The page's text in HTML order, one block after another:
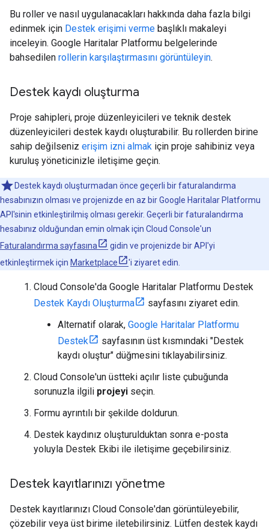
Bu roller ve nasıl uygulanacakları hakkında daha fazla bilgi
edinmek için Destek erişimi verme başlıklı makaleyi
inceleyin. Google Haritalar Platformu belgelerinde
bahsedilen rollerin karşılaştırmasını görüntüleyin.
Destek kaydı oluşturma
Proje sahipleri, proje düzenleyicileri ve teknik destek
düzenleyicileri destek kaydı oluşturabilir. Bu rollerden birine
sahip değilseniz erişim izni almak için proje sahibiniz veya
kuruluş yöneticinizle iletişime geçin.
Destek kaydı oluşturmadan önce geçerli bir faturalandırma
hesabınızın olması ve projenizde en az bir Google Haritalar Platformu
API'sinin etkinleştirilmiş olması gerekir. Geçerli bir faturalandırma
hesabınız olduğundan emin olmak için Cloud Console'un
Faturalandırma sayfasına
gidin ve projenizde bir API'yi
etkinleştirmek için Marketplace 'i ziyaret edin.
Cloud Console'da Google Haritalar Platformu Destek
Destek Kaydı Oluşturma
sayfasını ziyaret edin.
Alternatif olarak, Google Haritalar Platformu
Destek
sayfasının üst kısmındaki "Destek
kaydı oluştur" düğmesini tıklayabilirsiniz.
Cloud Console'un üstteki açılır liste çubuğunda
sorunuzla ilgili projeyi seçin.
Formu ayrıntılı bir şekilde doldurun.
Destek kaydınız oluşturulduktan sonra e-posta
yoluyla Destek Ekibi ile iletişime geçebilirsiniz.
Destek kayıtlarınızı yönetme
Destek kayıtlarınızı Cloud Console'dan görüntüleyebilir,
çözebilir veya üst birime iletebilirsiniz. Lütfen destek kaydı